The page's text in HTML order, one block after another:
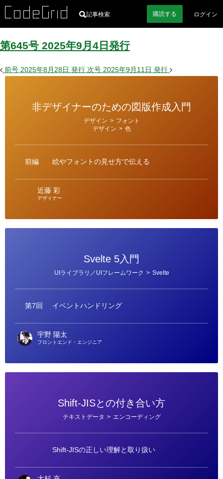
記事検索 購読する ログイン
第645号 2025年9 月 4 日 発行
前号 2025年8月28日 発行 次号 2025年9月11日 発行
非デザイナーのための図版作成入門
デザイン > フォント
デザイン > 色
前編 絵やフォントの見せ方で伝える
近藤 彩
デザイナー
Svelte 5入門
UIライブラリ／UIフレームワーク > Svelte
第7回 イベントハンドリング
宇野 陽太
フロントエンド・エンジニア
Shift-JISとの付き合い方
テキストデータ > エンコーディング
Shift-JISの正しい理解と取り扱い